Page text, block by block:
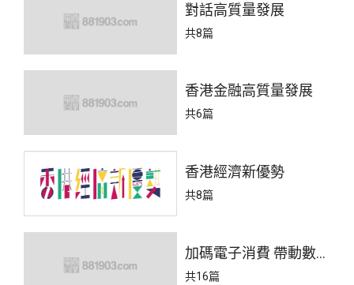
對話高質量發展
共8篇
香港金融高質量發展
共6篇
香港經濟新優勢
共8篇
加碼電子消費 帶動數字
經濟
共16篇